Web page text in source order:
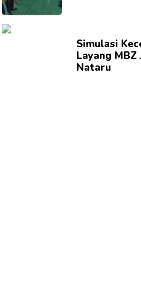
Simulasi
Layang
Nataru